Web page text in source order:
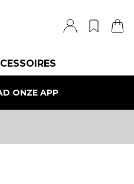
ONZE APP